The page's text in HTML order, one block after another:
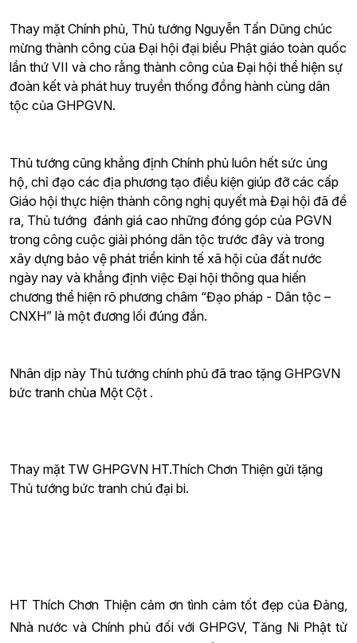
Thay mặt Chính phủ, Thủ tướng Nguyễn Tấn Dũng chúc
mừng thành công của Đại hội đại biểu Phật giáo toàn quốc
lần thứ VII và cho rằng thành công của Đại hội thể hiện sự
đoàn kết và phát huy truyền thống đồng hành cùng dân
tộc của GHPGVN.
Thủ tướng cũng khẳng định Chính phủ luôn hết sức ủng
hộ, chỉ đạo các địa phương tạo điều kiện giúp đỡ các cấp
Giáo hội thực hiện thành công nghị quyết mà Đại hội đã đề
ra, Thủ tướng đánh giá cao những đóng góp của PGVN
trong công cuộc giải phóng dân tộc trước đây và trong
xây dựng bảo vệ phát triển kinh tế xã hội của đất nước
ngày nay và khẳng định việc Đại hội thông qua hiến
chương thể hiện rõ phương châm “Đạo pháp - Dân tộc –
CNXH” là một đương lối đúng đắn.
Nhân dịp này Thủ tướng chính phủ đã trao tặng GHPGVN
bức tranh chùa Một Cột .
Thay mặt TW GHPGVN HT.Thích Chơn Thiện gửi tặng
Thủ tướng bức tranh chú đại bi.
HT Thích Chơn Thiện cảm ơn tình cảm tốt đẹp của Đảng,
Nhà nước và Chính phủ đối với GHPGV, Tăng Ni Phật tử